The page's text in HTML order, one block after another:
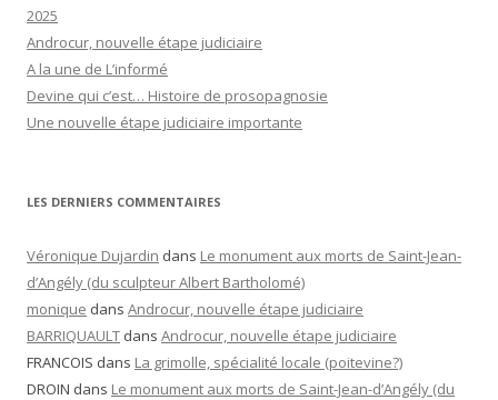
2025
Androcur, nouvelle étape judiciaire
A la une de L’informé
Devine qui c’est… Histoire de prosopagnosie
Une nouvelle étape judiciaire importante
LES DERNIERS COMMENTAIRES
Véronique Dujardin dans Le monument aux morts de Saint-Jean-
d’Angély (du sculpteur Albert Bartholomé)
monique dans Androcur, nouvelle étape judiciaire
BARRIQUAULT dans Androcur, nouvelle étape judiciaire
FRANCOIS dans La grimolle, spécialité locale (poitevine?)
DROIN dans Le monument aux morts de Saint-Jean-d’Angély (du